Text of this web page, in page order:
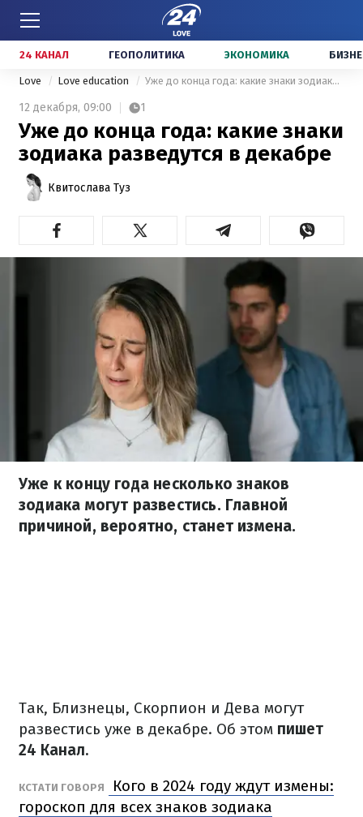
24 КАНАЛ ГЕОПОЛИТИКА ЭКОНОМИКА
Love Love education Уже до конца года: какие знаки зодиака разведутся в декабре
12 декабря, 09:00 1
Уже до конца года: какие знаки
зодиака разведутся в декабре
Квитослава Туз
Уже к концу года несколько знаков
зодиака могут развестись. Главной
причиной, вероятно, станет измена.
Так, Близнецы, Скорпион и Дева могут
развестись уже в декабре. Об этом пишет
24 Канал.
КСТАТИ ГОВОРЯ
Кого в 2024 году ждут измены:
гороскоп для всех знаков зодиака